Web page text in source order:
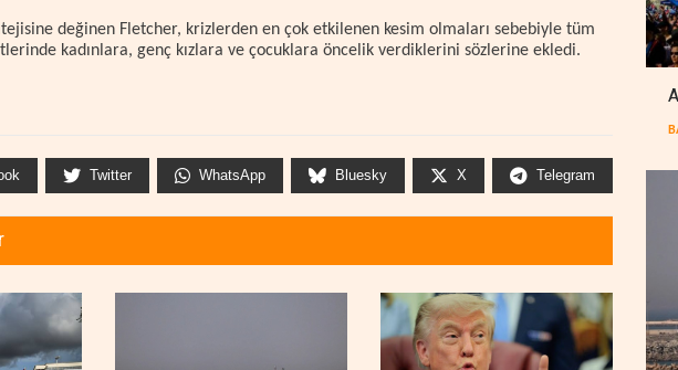
değinen Fletcher, krizlerden en çok etkilenen kesim olmaları sebebiyle tüm
kadınlara, genç kızlara ve çocuklara öncelik verdiklerini sözlerine ekledi.
Twitter WhatsApp Bluesky X Telegram